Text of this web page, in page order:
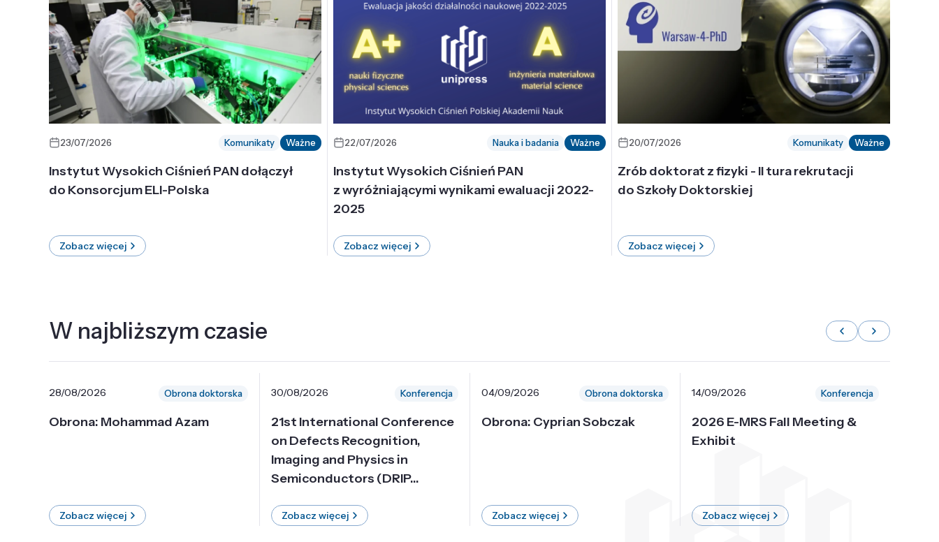
23/07/2026 Komunikaty Ważne
Instytut Wysokich Ciśnień PAN dołączył
do Konsorcjum ELI-Polska
Zobacz więcej
22/07/2026 Nauka i badania Ważne
Instytut Wysokich Ciśnień PAN
z wyróżniającymi wynikami ewaluacji 2022-
2025
Zobacz więcej
20/07/2026 Komunikaty Ważne
Zrób doktorat z fizyki - II tura rekrutacji
do Szkoły Doktorskiej
Zobacz więcej
W najbliższym czasie
28/08/2026 Obrona doktorska
Obrona: Mohammad Azam
Zobacz więcej
30/08/2026 Konferencja
21st International Conference
on Defects Recognition,
Imaging and Physics in
Semiconductors (DRIP...
Zobacz więcej
04/09/2026 Obrona doktorska
Obrona: Cyprian Sobczak
Zobacz więcej
14/09/2026 Konferencja
2026 E-MRS Fall Meeting &
Exhibit
Zobacz więcej